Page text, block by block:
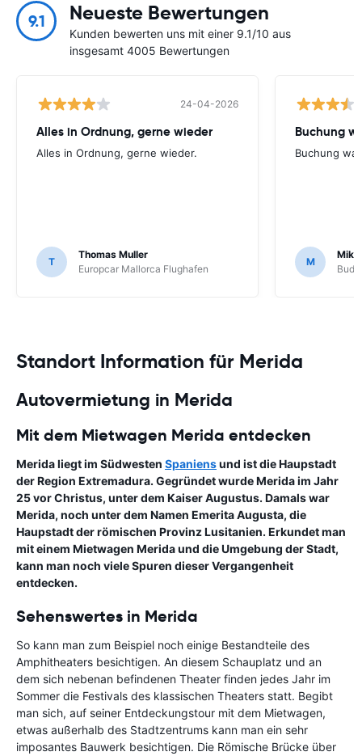
9.1 Neueste Bewertungen
Kunden bewerten uns mit einer 9.1/10 aus
insgesamt 4005 Bewertungen
24-04-2026
Alles in Ordnung, gerne wieder
Alles in Ordnung, gerne wieder.
T
Thomas Muller
Europcar Mallorca Flughafen
Buchung
Buchung
M
Mike
Standort Information für Merida
Autovermietung in Merida
Mit dem Mietwagen Merida entdecken
Merida liegt im Südwesten Spaniensund ist die Haupstadt
der Region Extremadura. Gegründet wurde Merida im Jahr
25 vor Christus, unter dem Kaiser Augustus. Damals war
Merida, noch unter dem Namen Emerita Augusta, die
Haupstadt der römischen Provinz Lusitanien. Erkundet man
mit einem Mietwagen Merida und die Umgebung der Stadt,
kann man noch viele Spuren dieser Vergangenheit
entdecken.
Sehenswertes in Merida
So kann man zum Beispiel noch einige Bestandteile des
Amphitheaters besichtigen. An diesem Schauplatz und an
dem sich nebenan befindenen Theater finden jedes Jahr im
Sommer die Festivals des klassischen Theaters statt. Begibt
man sich, auf seiner Entdeckungstour mit dem Mietwagen,
etwas außerhalb des Stadtzentrums kann man ein sehr
imposantes Bauwerk besichtigen. Die Römische Brücke über